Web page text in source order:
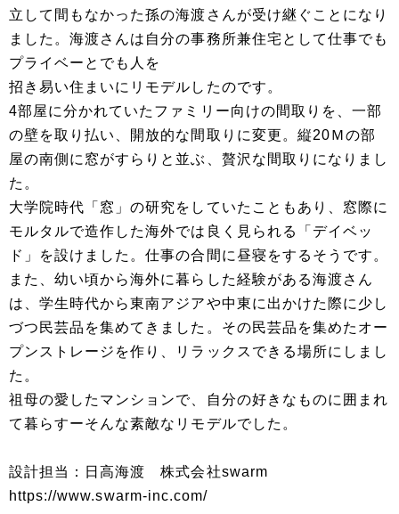
立して間もなかった孫の海渡さんが受け継ぐことになり
ました。海渡さんは自分の事務所兼住宅として仕事でも
プライベーとでも人を
招き易い住まいにリモデルしたのです。
4部屋に分かれていたファミリー向けの間取りを、一部
の壁を取り払い、開放的な間取りに変更。縦20Ｍの部
屋の南側に窓がすらりと並ぶ、贅沢な間取りになりまし
た。
大学院時代「窓」の研究をしていたこともあり、窓際に
モルタルで造作した海外では良く見られる「デイベッ
ド」を設けました。仕事の合間に昼寝をするそうです。
また、幼い頃から海外に暮らした経験がある海渡さん
は、学生時代から東南アジアや中東に出かけた際に少し
づつ民芸品を集めてきました。その民芸品を集めたオー
プンストレージを作り、リラックスできる場所にしまし
た。
祖母の愛したマンションで、自分の好きなものに囲まれ
て暮らすーそんな素敵なリモデルでした。
設計担当：日高海渡 株式会社swarm
https://www.swarm-inc.com/